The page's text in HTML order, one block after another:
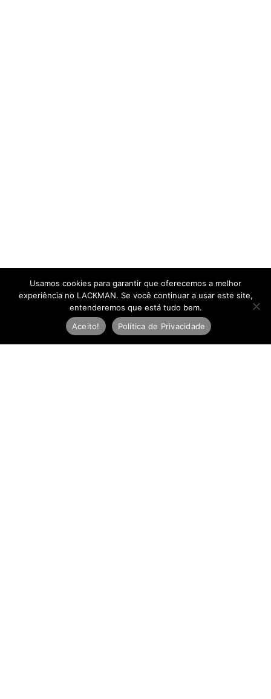
Usamos cookies para garantir que oferecemos a melhor
experiência no LACKMAN. Se você continuar a usar este site,
entenderemos que está tudo bem.
Aceito!
Política de Privacidade